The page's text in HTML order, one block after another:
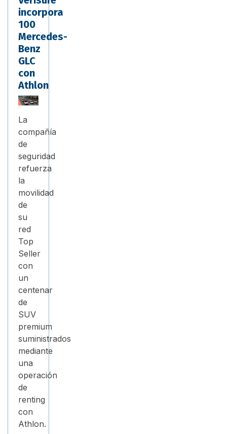
incorpora
100
Mercedes-
Benz
GLC
con
Athlon
La
compañía
de
seguridad
refuerza
la
movilidad
de
su
red
Top
Seller
con
un
centenar
de
SUV
premium
suministrados
mediante
una
operación
de
renting
con
Athlon.